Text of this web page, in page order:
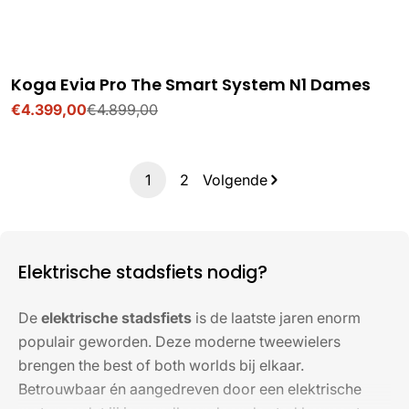
Koga Evia Pro The Smart System N1 Dames
Verkoopprijs
€4.399,00
Normale
€4.899,00
1 2 Volgende
Elektrische stadsfiets nodig?
De elektrische stadsfiets is de laatste jaren enorm
populair geworden. Deze moderne tweewielers
brengen the best of both worlds bij elkaar.
Betrouwbaar én aangedreven door een elektrische